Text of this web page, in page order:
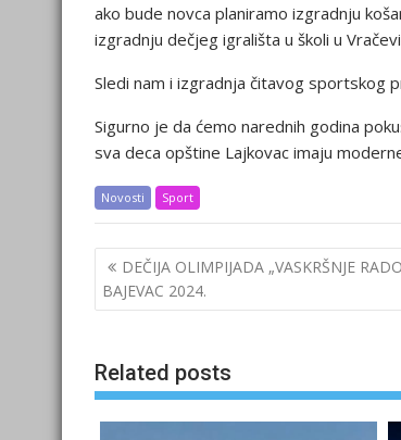
ako bude novca planiramo izgradnju
izgradnju dečjeg igrališta u školi u
Sledi nam i izgradnja čitavog sportskog
Sigurno je da ćemo narednih godina
sva deca opštine Lajkovac imaju
Novosti Sport
Post
navigation
DEČIJA OLIMPIJADA „VASKRŠNJE
BAJEVAC 2024.
Related posts